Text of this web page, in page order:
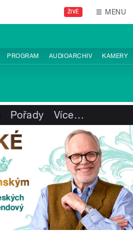
ŽIVĚ MENU
PROGRAM AUDIOARCHIV KAMERY
Pořady Více…